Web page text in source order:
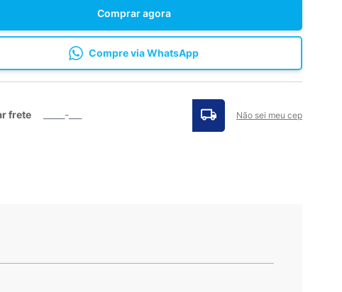
Comprar agora
Compre via WhatsApp
frete Não sei meu cep